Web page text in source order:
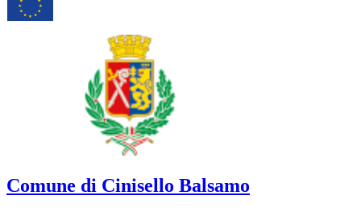
Comune di Cinisello Balsamo